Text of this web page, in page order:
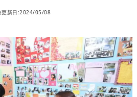
更新日:2024/05/08